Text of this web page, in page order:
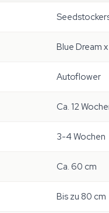
Blue Dream
Autoflower
Ca. 12
3-4 Wochen
Ca. 60 cm
Bis zu 80 cm